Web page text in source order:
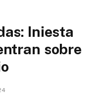
Iniesta
sobre